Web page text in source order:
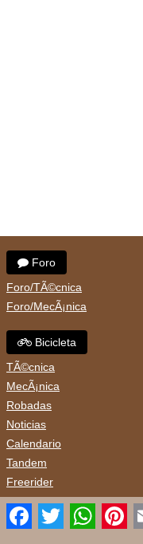
Foro
Foro/TÃ©cnica
Foro/MecÃ¡nica
Bicicleta
TÃ©cnica
MecÃ¡nica
Robadas
Noticias
Calendario
Tandem
Freerider
Facebook
Twitter